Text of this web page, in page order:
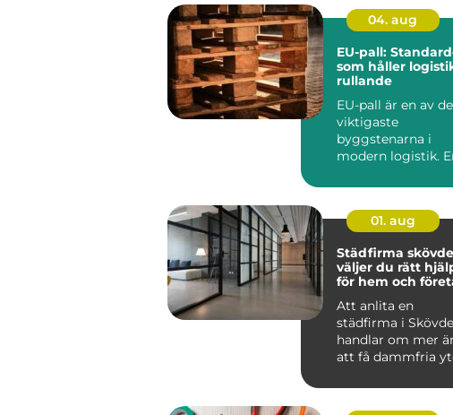
04. aug
EU-pall:
som håller
rullande
EU-pall är en av de
viktigaste
byggstenarna i
modern logistik.
lastpall g&oum...
01. aug
Städfirma skövde så
väljer du rätt
för hem och
Att anlita en
städfirma i Skövde
handlar om mer
att få dammfria
det mer t...